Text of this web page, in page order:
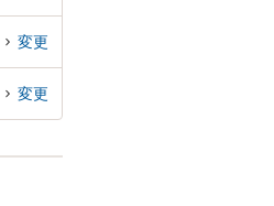
変更
変更